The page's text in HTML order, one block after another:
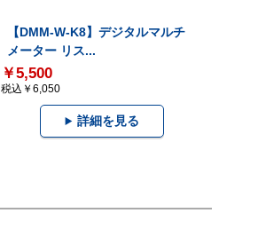
【DMM-W-K8】デジタルマルチ
メーター リス...
￥5,500
税込￥6,050
詳細を見る